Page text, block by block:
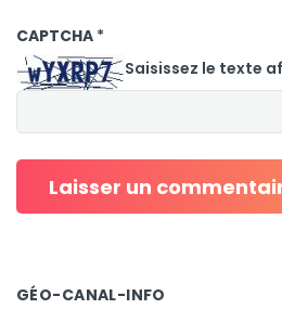
CAPTCHA *
Saisissez le texte
GÉO-CANAL-INFO